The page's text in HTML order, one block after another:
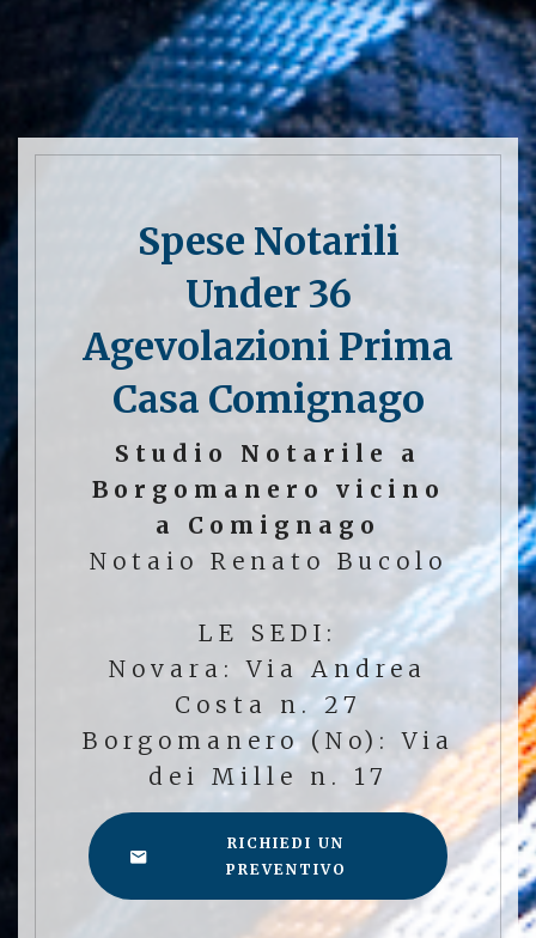
Spese Notarili
Under 36
Agevolazioni Prima
Casa Comignago
Studio Notarile a
Borgomanero vicino
a Comignago
Notaio Renato Bucolo
LE SEDI:
Novara: Via Andrea
Costa n. 27
Borgomanero (No): Via
dei Mille n. 17
RICHIEDI UN
PREVENTIVO